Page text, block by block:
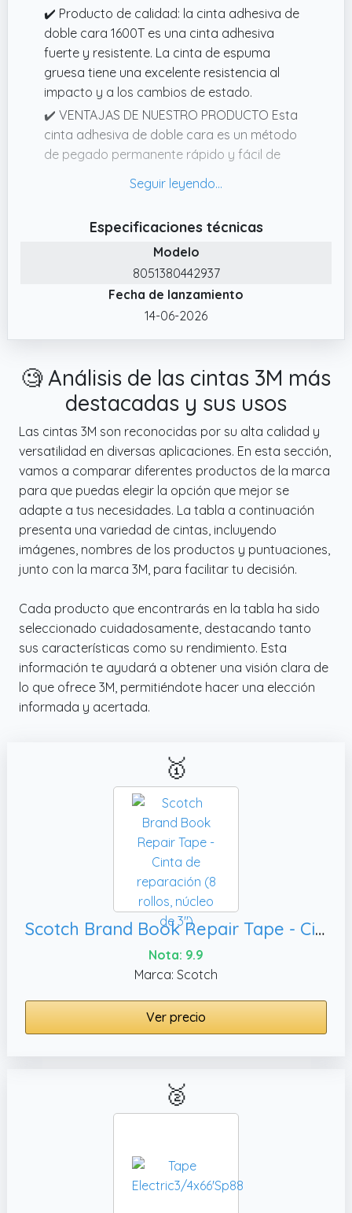
✔️ Producto de calidad: la cinta adhesiva de
doble cara 1600T es una cinta adhesiva
fuerte y resistente. La cinta de espuma
gruesa tiene una excelente resistencia al
impacto y a los cambios de estado.
✔️ VENTAJAS DE NUESTRO PRODUCTO Esta
cinta adhesiva de doble cara es un método
de pegado permanente rápido y fácil de
usar que ofrece resistencia y durabilidad a
largo plazo. La fijación prácticamente
✔️ Producto original
✔️ CINTA DE ESPUMA Esta cinta de espuma
de PE de doble cara tiene fines generales
como: cinta de montaje para la adhesión de
objetos varios, cinta impermeable que se
puede utilizar en el baño. Cinta para colgar
✔️ Cinta adhesiva de doble cara Cinta de
espuma PE de la serie 1600T. Hecho de
polietileno de 9 mm x 3 m, 1,1 mm de grosor.
Especificaciones técnicas
Modelo
8051380442937
Fecha de lanzamiento
14-06-2026
🧐 Análisis de las cintas 3M más
destacadas y sus usos
Las cintas 3M son reconocidas por su alta calidad y
versatilidad en diversas aplicaciones. En esta sección,
vamos a comparar diferentes productos de la marca
para que puedas elegir la opción que mejor se
adapte a tus necesidades. La tabla a continuación
presenta una variedad de cintas, incluyendo
imágenes, nombres de los productos y puntuaciones,
junto con la marca 3M, para facilitar tu decisión.
Cada producto que encontrarás en la tabla ha sido
seleccionado cuidadosamente, destacando tanto
sus características como su rendimiento. Esta
información te ayudará a obtener una visión clara de
lo que ofrece 3M, permitiéndote hacer una elección
informada y acertada.
🥇
Scotch Brand Book Repair Tape - Cinta de reparación (8 rollos, núcleo de 3")
Nota: 9.9
Marca: Scotch
Ver precio
🥈